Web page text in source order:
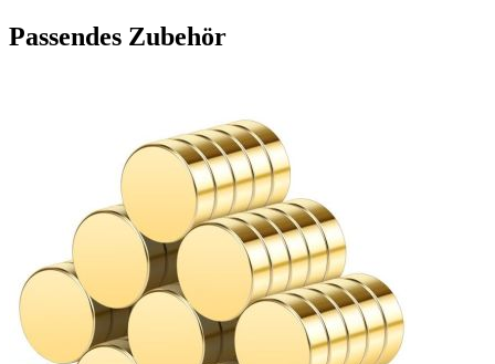
Passendes Zubehör